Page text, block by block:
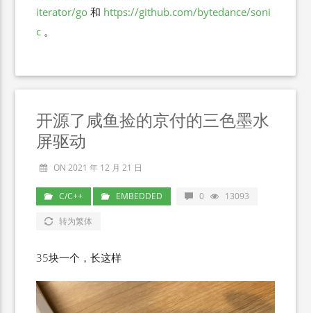
iterator/go 和 https://github.com/bytedance/soni
c 。
开源了咸鱼捡的京付的三色墨水
屏驱动
ON 2021 年 12 月 21 日
C/C++ EMBEDDED 0 13093
转为繁体
35块一个，长这样